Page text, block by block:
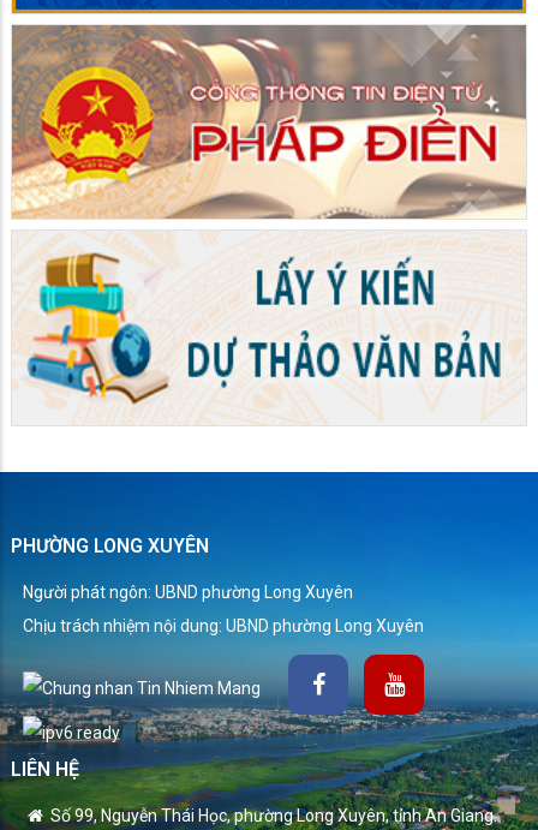
PHƯỜNG LONG XUYÊN
Người phát ngôn: UBND phường Long Xuyên
Chịu trách nhiệm nội dung: UBND phường Long Xuyên
LIÊN HỆ
Số 99, Nguyễn Thái Học, phường Long Xuyên, tỉnh An Giang.